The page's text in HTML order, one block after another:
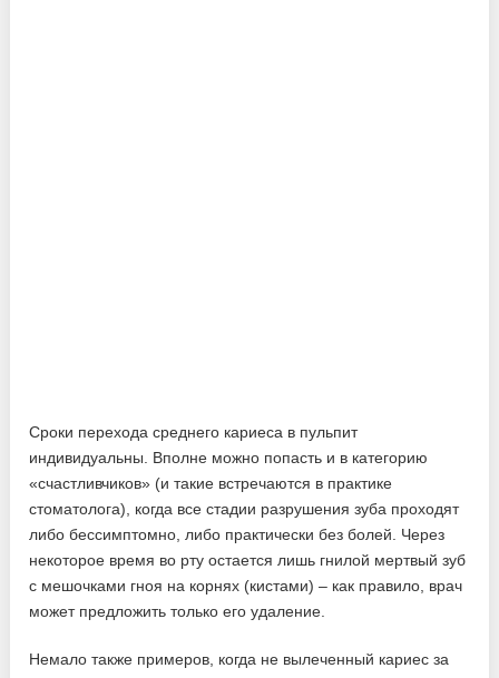
Сроки перехода среднего кариеса в пульпит
индивидуальны. Вполне можно попасть и в категорию
«счастливчиков» (и такие встречаются в практике
стоматолога), когда все стадии разрушения зуба проходят
либо бессимптомно, либо практически без болей. Через
некоторое время во рту остается лишь гнилой мертвый зуб
с мешочками гноя на корнях (кистами) – как правило, врач
может предложить только его удаление.
Немало также примеров, когда не вылеченный кариес за